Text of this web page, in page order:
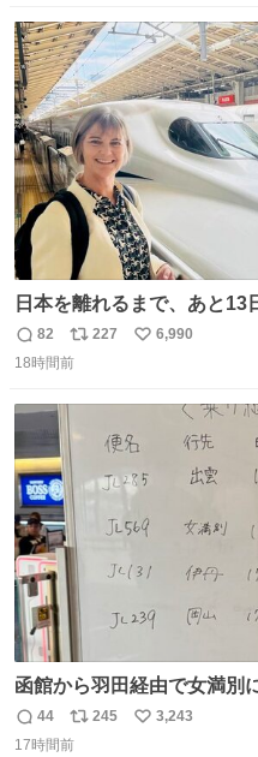
ト
数
数
日本を離れるまで、あと13日。 おそらくこれが最後
線。駅弁には、お気に入りのうな重を。
山は今回も雲の中でした（やっぱり！
返
信
82
リ
ポ
ト
数
227
い
6,990
18時間前
函館から羽田経由で女満別
返
信
44
リ
ポ
245
い
3,243
17時間前